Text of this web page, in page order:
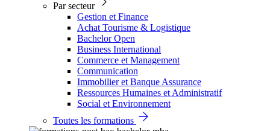
Par secteur
Gestion et Finance
Achat Tourisme & Logistique
Bachelor Open
Business International
Commerce et Management
Communication
Immobilier et Banque Assurance
Ressources Humaines et Administratif
Social et Environnement
Toutes les formations